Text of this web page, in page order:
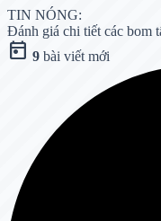
TIN NÓNG:
Đánh giá chi tiết các bom
today 9 bài viết mới